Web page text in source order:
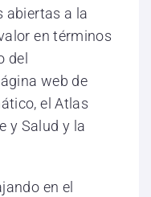
abiertas a la
en términos
del
web de
el Atlas
y Salud y la
en el